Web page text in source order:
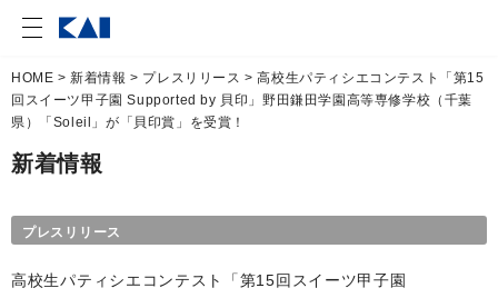
HOME >新着情報 > プレスリリース > 高校生パティシエコンテスト「第15
回スイーツ甲子園 Supported by 貝印」野田鎌田学園高等専修学校（千葉
県）「Soleil」が「貝印賞」を受賞！
新着情報
プレスリリース
高校生パティシエコンテスト「第15回スイーツ甲子園